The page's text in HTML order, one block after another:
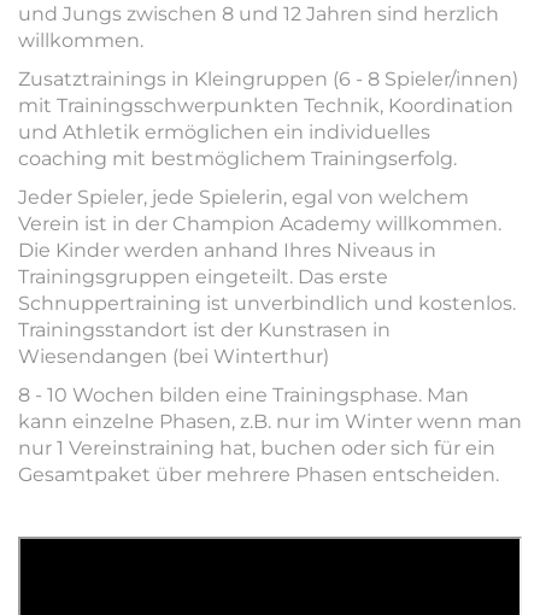
und Jungs zwischen 8 und 12 Jahren sind herzlich
willkommen.
Zusatztrainings in Kleingruppen (6 - 8 Spieler/innen)
mit Trainingsschwerpunkten Technik, Koordination
und Athletik ermöglichen ein individuelles
coaching mit bestmöglichem Trainingserfolg.
Jeder Spieler, jede Spielerin, egal von welchem
Verein ist in der Champion Academy willkommen.
Die Kinder werden anhand Ihres Niveaus in
Trainingsgruppen eingeteilt. Das erste
Schnuppertraining ist unverbindlich und kostenlos.
Trainingsstandort ist der Kunstrasen in
Wiesendangen (bei Winterthur)
8 - 10 Wochen bilden eine Trainingsphase. Man
kann einzelne Phasen, z.B. nur im Winter wenn man
nur 1 Vereinstraining hat, buchen oder sich für ein
Gesamtpaket über mehrere Phasen entscheiden.